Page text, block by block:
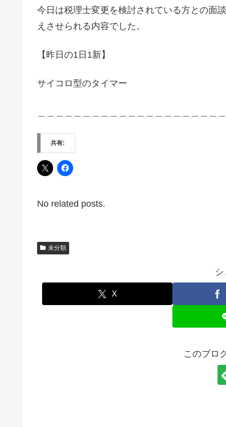
今日は税理士変更を検討されている方との面
えさせられる内容でした。
【昨日の1日1新】
サイコロ型のタイマー
共有:
No related posts.
未分類
X
このブロ